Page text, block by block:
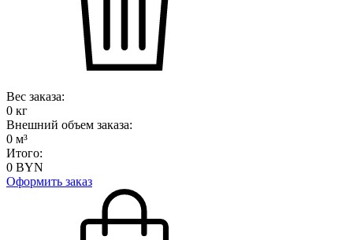
Вес заказа:
0 кг
Внешний объем заказа:
0 м³
Итого:
0 BYN
Оформить заказ